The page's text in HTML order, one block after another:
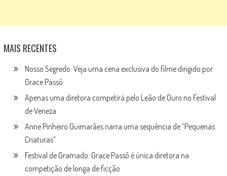
MAIS RECENTES
Nosso Segredo: Veja uma cena exclusiva do filme dirigido por
Grace Passô
Apenas uma diretora competirá pelo Leão de Ouro no Festival
de Veneza
Anne Pinheiro Guimarães narra uma sequência de “Pequenas
Criaturas”
Festival de Gramado: Grace Passô é única diretora na
competição de longa de ficção